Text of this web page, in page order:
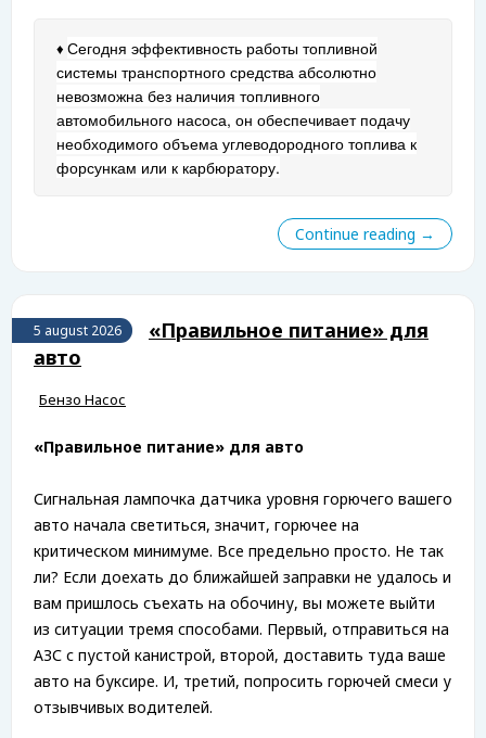
♦ Сегодня эффективность работы топливной
системы транспортного средства абсолютно
невозможна без наличия топливного
автомобильного насоса, он обеспечивает подачу
необходимого объема углеводородного топлива к
форсункам или к карбюратору.
Continue reading →
5 august 2026
​«Правильное питание» для
авто
Бензо Насос
«Правильное питание» для авто
Сигнальная лампочка датчика уровня горючего вашего
авто начала светиться, значит, горючее на
критическом минимуме. Все предельно просто. Не так
ли? Если доехать до ближайшей заправки не удалось и
вам пришлось съехать на обочину, вы можете выйти
из ситуации тремя способами. Первый, отправиться на
АЗС с пустой канистрой, второй, доставить туда ваше
авто на буксире. И, третий, попросить горючей смеси у
отзывчивых водителей.